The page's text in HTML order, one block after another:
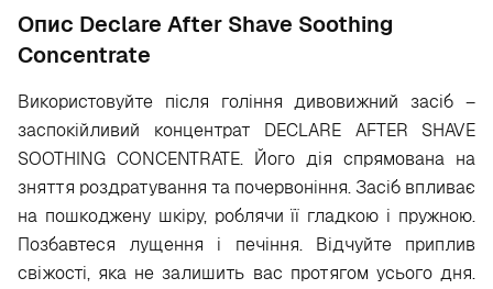
Опис Declare After Shave Soothing
Concentrate
Використовуйте після гоління дивовижний засіб –
заспокійливий концентрат DECLARE AFTER SHAVE
SOOTHING CONCENTRATE. Його дія спрямована на
зняття роздратування та почервоніння. Засіб впливає
на пошкоджену шкіру, роблячи її гладкою і пружною.
Позбавтеся лущення і печіння. Відчуйте приплив
свіжості, яка не залишить вас протягом усього дня.